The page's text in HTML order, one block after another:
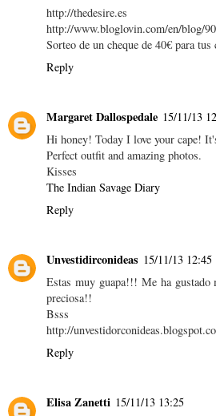
http://thedesire.es
http://www.bloglovin.com/en/blog/
Sorteo de un cheque de 40€ para
Reply
Margaret Dallospedale 15/11/13
Hi honey! Today I love your cape!
Perfect outfit and amazing photos.
Kisses
The Indian Savage Diary
Reply
Unvestidirconideas 15/11/13 12:45
Estas muy guapa!!! Me ha gustado
preciosa!!
Bsss
http://
Reply
Elisa Zanetti 15/11/13 13:25